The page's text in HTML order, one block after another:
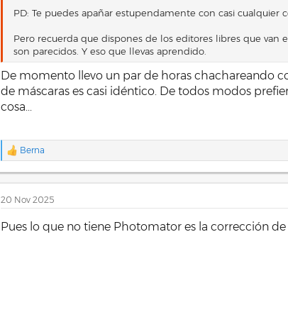
PD: Te puedes apañar estupendamente con casi cualquier
Pero recuerda que dispones de los editores libres que van
son parecidos. Y eso que llevas aprendido.
De momento llevo un par de horas chachareando
de máscaras es casi idéntico. De todos modos
cosa...
R
a
c
i
o
n
Berna
20 Nov 2025
Pues lo que no tiene Photomator es la corrección